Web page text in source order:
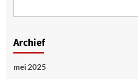
Archief
mei 2025